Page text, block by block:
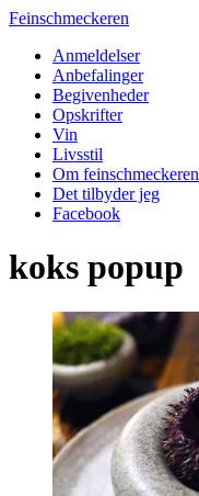
Feinschmeckeren
Anmeldelser
Anbefalinger
Begivenheder
Opskrifter
Vin
Livsstil
Om feinschmeckeren
Det tilbyder jeg
Facebook
koks popup